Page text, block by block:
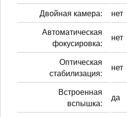
Двойная камера: нет
Автоматическая
фокусировка:
нет
Оптическая
стабилизация:
нет
Встроенная
вспышка:
да